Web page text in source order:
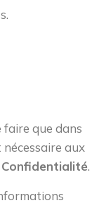
que dans
aux
.